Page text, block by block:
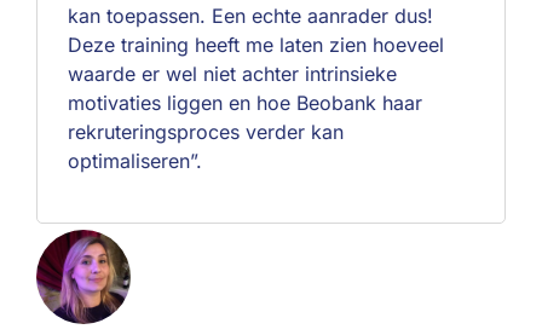
kan toepassen. Een echte aanrader dus!
Deze training heeft me laten zien hoeveel
waarde er wel niet achter intrinsieke
motivaties liggen en hoe Beobank haar
rekruteringsproces verder kan
optimaliseren”.